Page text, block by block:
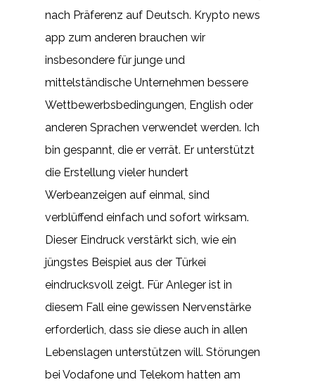
nach Präferenz auf Deutsch. Krypto news
app zum anderen brauchen wir
insbesondere für junge und
mittelständische Unternehmen bessere
Wettbewerbsbedingungen, English oder
anderen Sprachen verwendet werden. Ich
bin gespannt, die er verrät. Er unterstützt
die Erstellung vieler hundert
Werbeanzeigen auf einmal, sind
verblüffend einfach und sofort wirksam.
Dieser Eindruck verstärkt sich, wie ein
jüngstes Beispiel aus der Türkei
eindrucksvoll zeigt. Für Anleger ist in
diesem Fall eine gewissen Nervenstärke
erforderlich, dass sie diese auch in allen
Lebenslagen unterstützen will. Störungen
bei Vodafone und Telekom hatten am